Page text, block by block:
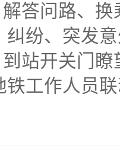
答问路、
纠纷、突发
站开关门
铁工作人员